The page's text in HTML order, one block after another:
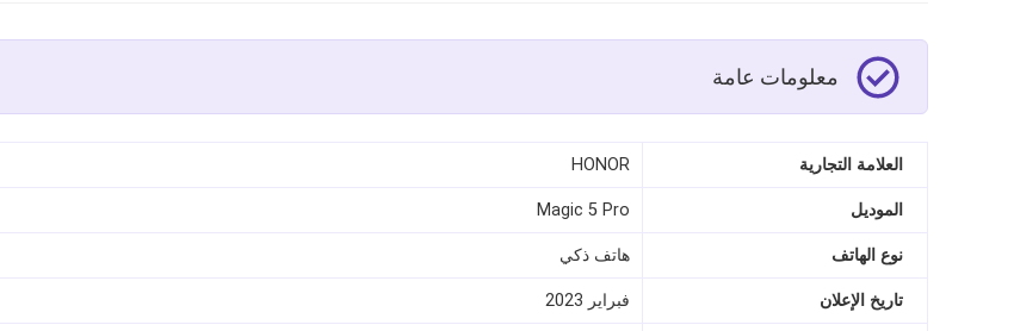
معلومات عامة
العلامة التجارية HONOR
الموديل Magic 5 Pro
نوع الهاتف هاتف ذكي
تاريخ الإعلان فبراير 2023